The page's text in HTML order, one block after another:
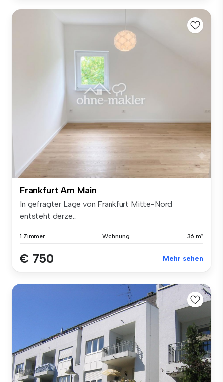
Frankfurt Am Main
In gefragter Lage von Frankfurt Mitte-Nord
entsteht derze...
1 Zimmer Wohnung 36 m²
€ 750 Mehr sehen